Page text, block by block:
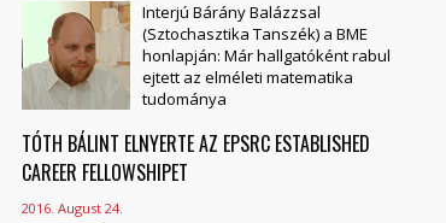
Interjú Bárány Balázzsal
(Sztochasztika Tanszék) a BME
honlapján: Már hallgatóként rabul
ejtett az elméleti matematika
tudománya
TÓTH BÁLINT ELNYERTE AZ EPSRC ESTABLISHED
CAREER FELLOWSHIPET
2016. August 24.